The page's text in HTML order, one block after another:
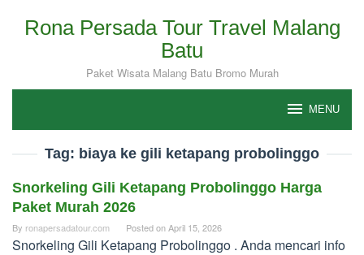
Rona Persada Tour Travel Malang
Batu
Paket Wisata Malang Batu Bromo Murah
MENU
Tag: biaya ke gili ketapang probolinggo
Snorkeling Gili Ketapang Probolinggo Harga
Paket Murah 2026
By ronapersadatour.com Posted onApril 15, 2026
Snorkeling Gili Ketapang Probolinggo . Anda mencari info